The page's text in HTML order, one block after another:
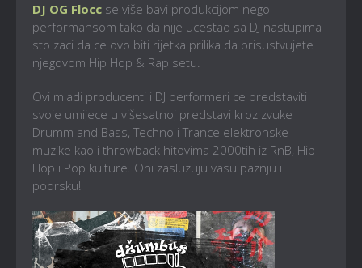
DJ OG Flocc se više bavi produkcijom nego
performansom tako da nije ucestao sa DJ nastupima
sto zaci da ce ovo biti rijetka prilika da prisustvujete
njegovom Hip Hop & Rap setu.
Ovi mladi producenti i DJ performeri ce predstaviti
svoje umijece u višesatnoj predstavi kroz zvuke
Drumm and Bass, Techno i Trance elektronske
muzike kao i throwback hitovima 2000tih iz RnB, Hip
Hop i Pop kulture. Oni zasluzuju vasu paznju i
podrsku!